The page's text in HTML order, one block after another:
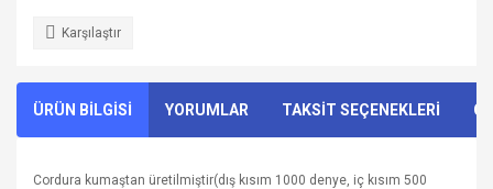
Karşılaştır
ÜRÜN BİLGİSİ YORUMLAR TAKSİT SEÇENEKLERİ
Cordura kumaştan üretilmiştir(dış kısım 1000 denye, iç kısım 500